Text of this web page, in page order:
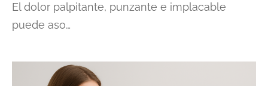
El dolor palpitante, punzante e implacable
puede aso…